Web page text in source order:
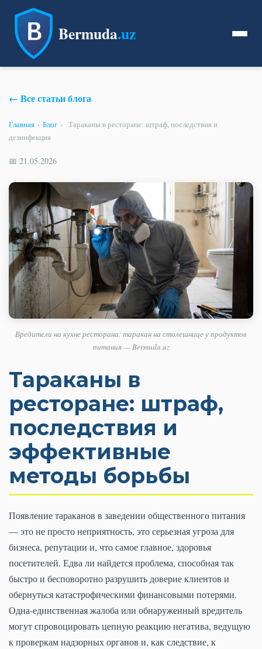
Bermuda.uz
← Все статьи блога
Главная › Блог ›
Тараканы в ресторане: штраф, последствия и
дезинфекция
📅 21.05.2026
Вредители на кухне ресторана: таракан на столешнице у продуктов
питания — Bermuda.uz
Тараканы в
ресторане: штраф,
последствия и
эффективные
методы борьбы
Появление тараканов в заведении общественного питания
— это не просто неприятность, это серьезная угроза для
бизнеса, репутации и, что самое главное, здоровья
посетителей. Едва ли найдется проблема, способная так
быстро и бесповоротно разрушить доверие клиентов и
обернуться катастрофическими финансовыми потерями.
Одна-единственная жалоба или обнаруженный вредитель
могут спровоцировать цепную реакцию негатива, ведущую
к проверкам надзорных органов и, как следствие, к